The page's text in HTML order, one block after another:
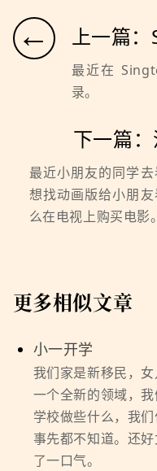
← 上一篇
最近在
录。
下一篇
最近小朋友的同学
想找动画版给小朋
么在电视上购买电影。
更多相似文章
小一开学
我们家是新移民，
一个全新的领域，
学校做些什么，我
事先都不知道。还
了一口气。